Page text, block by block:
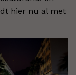
hier nu al met